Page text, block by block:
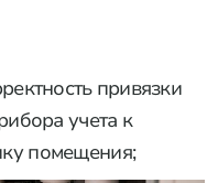
привязки
учета к
помещения;